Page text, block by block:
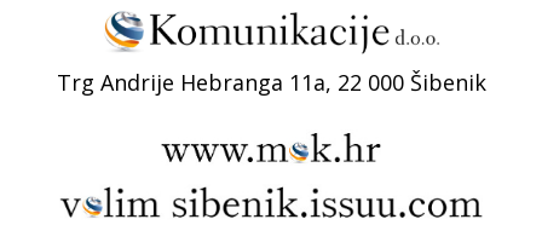
Trg Andrije Hebranga 11a, 22 000 Šibenik